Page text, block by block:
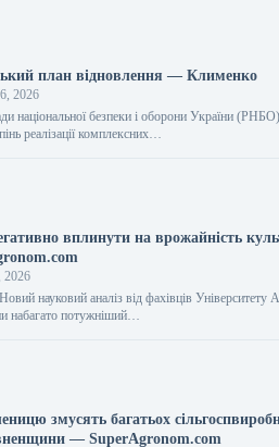
план відновлення — Клименко
2026
національної безпеки і оборони України
реалізації комплексних…
вплинути на врожайність
2026
науковий аналіз від фахівців Університету
набагато потужніший…
змусять багатьох
— SuperAgronom.com